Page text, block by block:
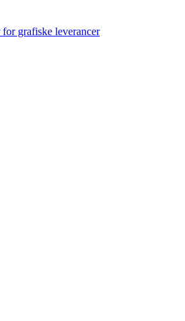
grafiske leverancer